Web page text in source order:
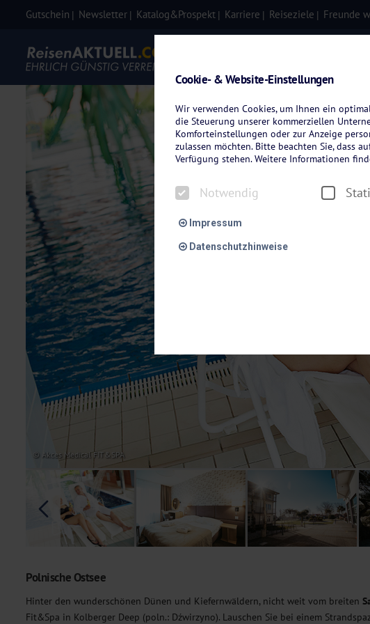
Gutschein Newsletter Katalog&Prospekt Karriere Reiseziele Freunde
© Akces Medical FIT&SPA
Polnische Ostsee
Hinter den wunderschönen Dünen und Kiefernwäldern, nicht weit vom breiten
Fit&Spa in Kolberger Deep (poln.: Dźwirzyno). Lauschen Sie bei einem
Cookie- & Website-Einstellungen
Wir verwenden Cookies, um Ihnen ein
die Steuerung unserer kommerziellen
Komforteinstellungen oder zur Anzeige
zulassen möchten. Bitte beachten Sie, dass
Verfügung stehen. Weitere Informationen
Notwendig
Impressum
Datenschutzhinweise
Diese Cookies sind für den Betrieb der
möchten, um Ihnen unsere Dienste bei
Statistik
Um unser Angebot und unsere Webseite
dieser Cookies können wir beispielsweise
unsere Inhalte optimieren. Wir nutzen
Übermittlung, der auf unsere Website
Datenschutzhinweisen . Sie können Ihre
Marketing
Diese Cookies werden genutzt, um Ihnen